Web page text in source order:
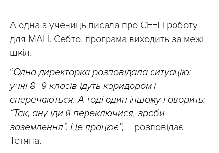
А одна з учениць писала про СЕЕН роботу
для МАН. Себто, програма виходить за межі
шкіл.
“Одна директорка розповідала ситуацію:
учні 8–9 класів ідуть коридором і
сперечаються. А тоді один іншому говорить:
“Так, ану іди й переключися, зроби
заземлення”. Це працює”, – розповідає
Тетяна.